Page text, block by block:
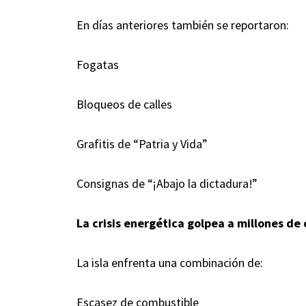
En días anteriores también se reportaron:
Fogatas
Bloqueos de calles
Grafitis de “Patria y Vida”
Consignas de “¡Abajo la dictadura!”
La crisis energética golpea a millones de
La isla enfrenta una combinación de:
Escasez de combustible